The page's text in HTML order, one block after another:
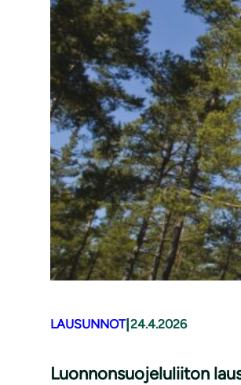
LAUSUNNOT|24.4.2026
Luonnonsuojeluliiton